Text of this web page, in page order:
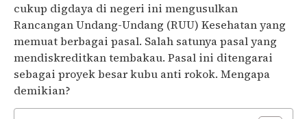
cukup digdaya di negeri ini mengusulkan
Rancangan Undang-Undang (RUU) Kesehatan yang
memuat berbagai pasal. Salah satunya pasal yang
mendiskreditkan tembakau. Pasal ini ditengarai
sebagai proyek besar kubu anti rokok. Mengapa
demikian?